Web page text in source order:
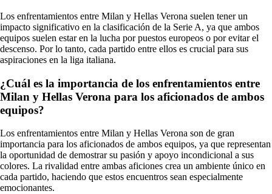
Los enfrentamientos entre Milan y Hellas Verona suelen tener un
impacto significativo en la clasificación de la Serie A, ya que ambos
equipos suelen estar en la lucha por puestos europeos o por evitar el
descenso. Por lo tanto, cada partido entre ellos es crucial para sus
aspiraciones en la liga italiana.
¿Cuál es la importancia de los enfrentamientos entre
Milan y Hellas Verona para los aficionados de ambos
equipos?
Los enfrentamientos entre Milan y Hellas Verona son de gran
importancia para los aficionados de ambos equipos, ya que representan
la oportunidad de demostrar su pasión y apoyo incondicional a sus
colores. La rivalidad entre ambas aficiones crea un ambiente único en
cada partido, haciendo que estos encuentros sean especialmente
emocionantes.